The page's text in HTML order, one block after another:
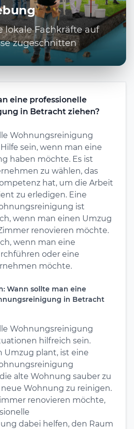
lokale Fachkräfte auf
zugeschnitten
eine professionelle
in Betracht ziehen?
Wohnungsreinigung
sein, wenn man eine
haben möchte. Es ist
zu wählen, das
hat, um die Arbeit
zu erledigen. Eine
ist
wenn man einen Umzug
renovieren möchte.
wenn man eine
oder eine
möchte.
Wann sollte man eine
in Betracht
Wohnungsreinigung
hilfreich sein.
Umzug plant, ist eine
alte Wohnung sauber zu
Wohnung zu reinigen.
renovieren möchte,
dabei helfen, den Raum